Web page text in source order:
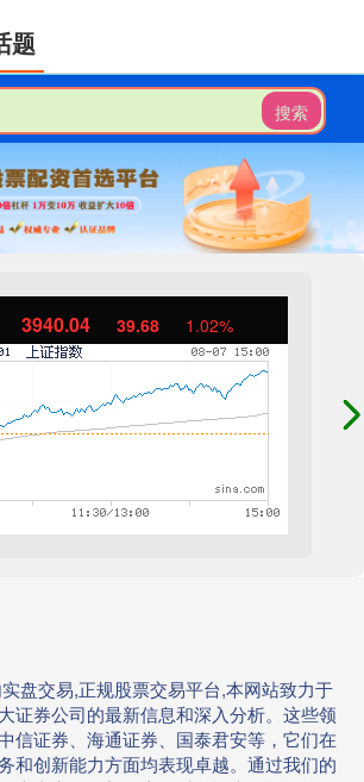
搜索
3940.04 39.68 1.02%
盘交易,正规股票交易平台,本网站致力于
证券公司的最新信息和深入分析。这些领
信证券、海通证券、国泰君安等，它们在
和创新能力方面均表现卓越。通过我们的
题